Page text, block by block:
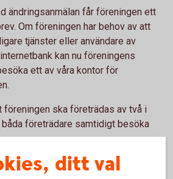
ändringsanmälan får föreningen ett
Om föreningen har behov av att
tjänster eller användare av
kan nu föreningens
ett av våra kontor för
föreningen ska företrädas av två i
företrädare samtidigt besöka
ni kommer igång med
ditt val